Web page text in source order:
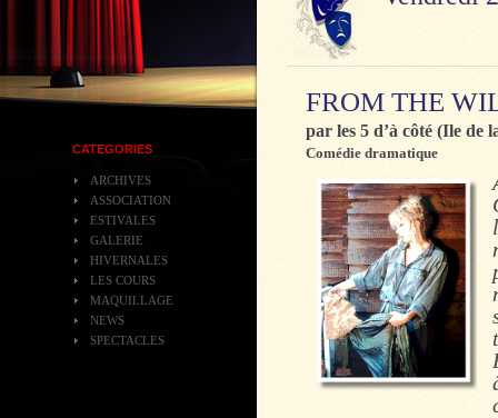
CATEGORIES
ARCHIVES
ASSOCIATION
ESTIVALES
GALERIE
HIVERNALES
LES COURS
MAQUILLAGE
NEWS
SPECTACLES
FROM THE
par les 5 d’à côté (Ile de
Comédie dramatique